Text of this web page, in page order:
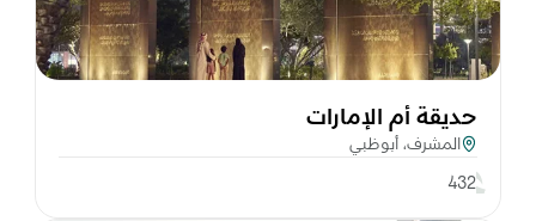
حديقة أم الإمارات
المشرف، أبوظبي
432